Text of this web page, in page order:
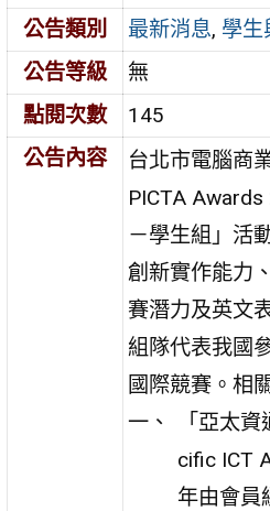
公告類別
最新消息, 學生
公告等級
無
點閱次數
145
公告內容
台北市電腦商
PICTA
－學生組」活
創新實作能力
賽潛力及英文
組隊代表我國
國際競賽。相
「亞太
cific ICT
年由會員